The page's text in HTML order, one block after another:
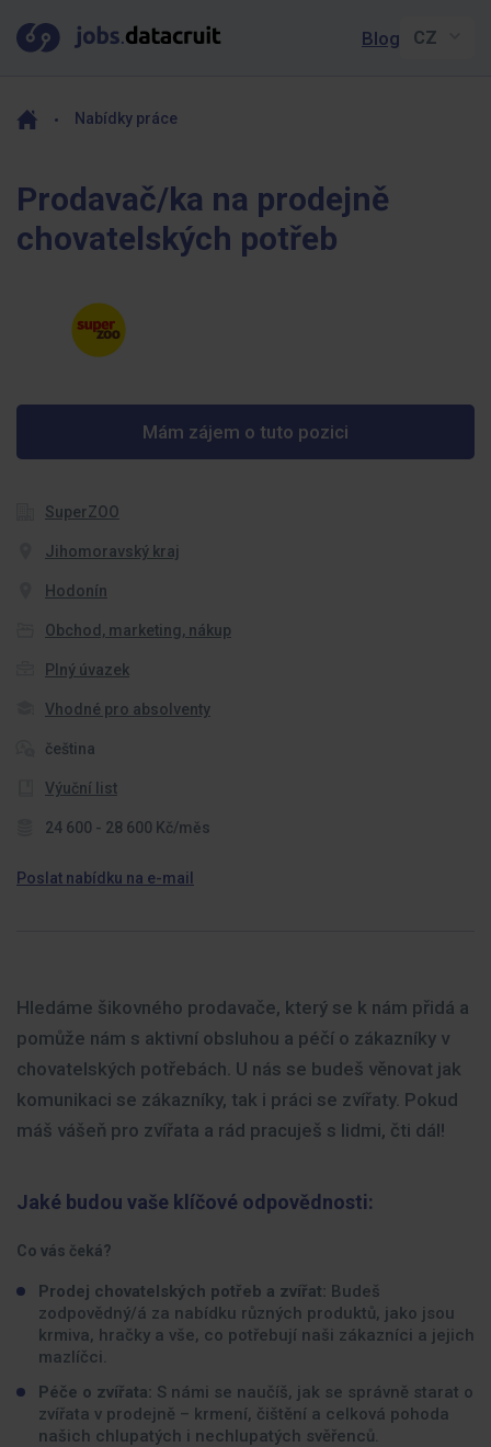
Blog
Nabídky práce
Prodavač/ka na prodejně
chovatelských potřeb
Mám zájem o tuto pozici
SuperZOO
Jihomoravský kraj
Hodonín
Obchod, marketing, nákup
Plný úvazek
Vhodné pro absolventy
čeština
Výuční list
24 600 - 28 600 Kč/měs
Poslat nabídku na e-mail
Hledáme šikovného prodavače, který se k nám přidá a
pomůže nám s aktivní obsluhou a péčí o zákazníky v
chovatelských potřebách. U nás se budeš věnovat jak
komunikaci se zákazníky, tak i práci se zvířaty. Pokud
máš vášeň pro zvířata a rád pracuješ s lidmi, čti dál!
Jaké budou vaše klíčové odpovědnosti:
Co vás čeká?
Prodej chovatelských potřeb a zvířat: Budeš
zodpovědný/á za nabídku různých produktů, jako jsou
krmiva, hračky a vše, co potřebují naši zákazníci a jejich
mazlíčci.
Péče o zvířata: S námi se naučíš, jak se správně starat o
zvířata v prodejně – krmení, čištění a celková pohoda
našich chlupatých i nechlupatých svěřenců.